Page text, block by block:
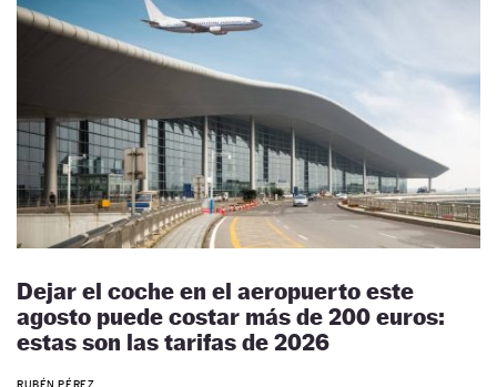
Dejar el coche en el aeropuerto este
agosto puede costar más de 200 euros:
estas son las tarifas de 2026
RUBÉN PÉREZ